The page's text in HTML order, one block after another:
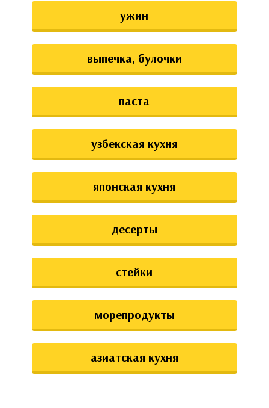
ужин
выпечка, булочки
паста
узбекская кухня
японская кухня
десерты
стейки
морепродукты
азиатская кухня